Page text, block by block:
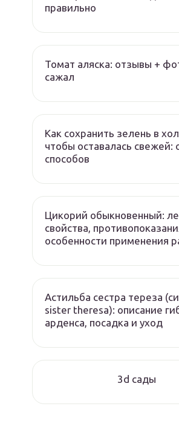
правильно
Томат аляска: отзывы +
сажал
Как сохранить зелень в
чтобы оставалась свежей:
способов
Цикорий обыкновенный:
свойства,
особенности применения
Астильба сестра тереза
sister theresa): описание
арденса, посадка и уход
3d сады